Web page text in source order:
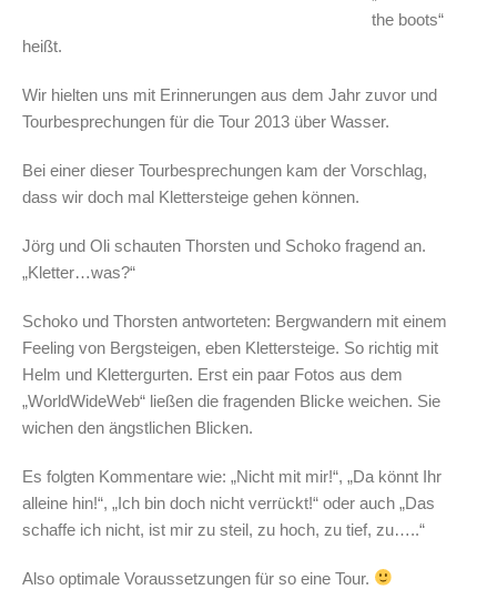
the boots“
heißt.
Wir hielten uns mit Erinnerungen aus dem Jahr zuvor und
Tourbesprechungen für die Tour 2013 über Wasser.
Bei einer dieser Tourbesprechungen kam der Vorschlag,
dass wir doch mal Klettersteige gehen können.
Jörg und Oli schauten Thorsten und Schoko fragend an.
„Kletter…was?“
Schoko und Thorsten antworteten: Bergwandern mit einem
Feeling von Bergsteigen, eben Klettersteige. So richtig mit
Helm und Klettergurten. Erst ein paar Fotos aus dem
„WorldWideWeb“ ließen die fragenden Blicke weichen. Sie
wichen den ängstlichen Blicken.
Es folgten Kommentare wie: „Nicht mit mir!“, „Da könnt Ihr
alleine hin!“, „Ich bin doch nicht verrückt!“ oder auch „Das
schaffe ich nicht, ist mir zu steil, zu hoch, zu tief, zu…..“
Also optimale Voraussetzungen für so eine Tour.